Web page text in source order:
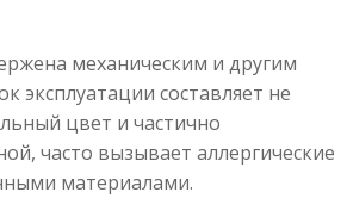
механическим и другим
эксплуатации составляет не
цвет и частично
часто вызывает аллергические
материалами.